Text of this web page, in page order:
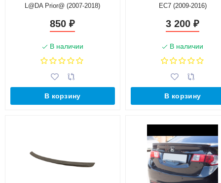
L@DA Prior@ (2007-2018)
850₽
В наличии
В корзину
ЕС7 (2009-2016)
3 200₽
В наличии
В корзину